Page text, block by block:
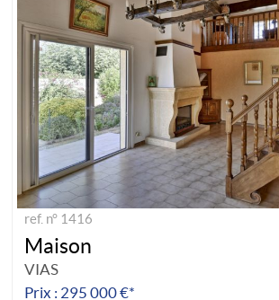
ref. n° 1416
Maison
VIAS
Prix : 295 000 €*